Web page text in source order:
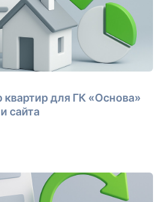
квартир для ГК «Основа»
сайта